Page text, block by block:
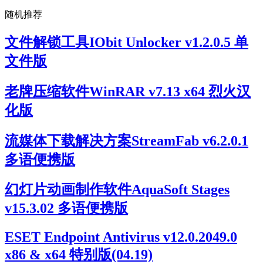
随机推荐
文件解锁工具IObit Unlocker v1.2.0.5 单
文件版
老牌压缩软件WinRAR v7.13 x64 烈火汉
化版
流媒体下载解决方案StreamFab v6.2.0.1
多语便携版
幻灯片动画制作软件AquaSoft Stages
v15.3.02 多语便携版
ESET Endpoint Antivirus v12.0.2049.0
x86 & x64 特别版(04.19)